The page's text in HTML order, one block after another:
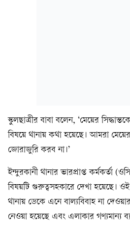
স্কুলছাত্রীর বাবা বলেন, ‘মেয়ের
বিষয়ে থানায় কথা হয়েছে। আমরা
জোরাজুরি করব না।’
ইন্দুরকানী থানার ভারপ্রাপ্ত কর্মকর্তা
বিষয়টি গুরুত্বসহকারে দেখা হয়েছে।
থানায় ডেকে এনে বাল্যবিবাহ না
নেওয়া হয়েছে এবং এলাকার গণ্যমান্য